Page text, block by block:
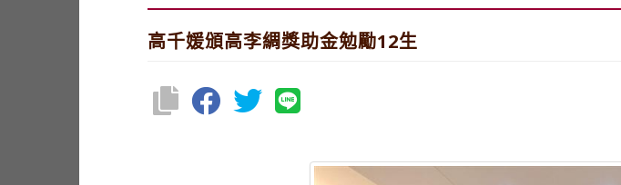
高千媛頒高李綢獎助金勉勵12生